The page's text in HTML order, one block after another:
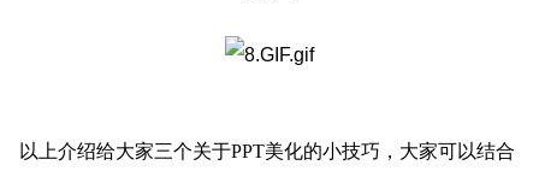
以上介绍给大家三个关于PPT美化的小技巧，大家可以结合